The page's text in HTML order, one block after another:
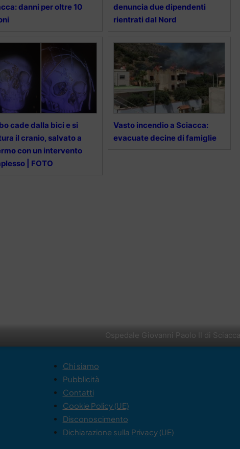
Ospedale Giovanni Paolo II di Sciacca
danni per oltre 10
denuncia due dipendenti
rientrati dal Nord
cade dalla bici e si
il cranio, salvato a
con un intervento
| FOTO
Vasto incendio a Sciacca:
evacuate decine di famiglie
Chi siamo
Pubblicità
Contatti
Cookie Policy (UE)
Disconoscimento
Dichiarazione sulla Privacy (UE)